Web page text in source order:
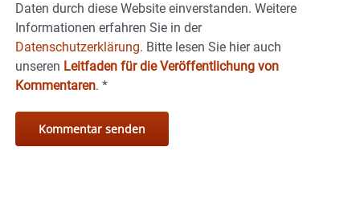
Daten durch diese Website einverstanden. Weitere
Informationen erfahren Sie in der
Datenschutzerklärung. Bitte lesen Sie hier auch
unseren Leitfaden für die Veröffentlichung von
Kommentaren. *